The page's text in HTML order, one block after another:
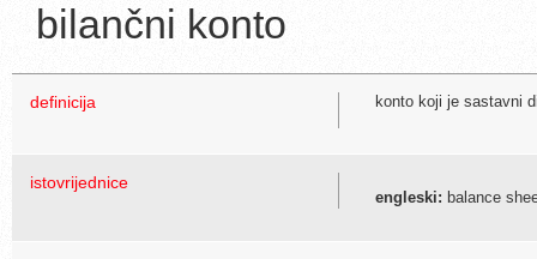
bilančni konto
definicija konto koji je sastavni
istovrijednice
engleski: balance